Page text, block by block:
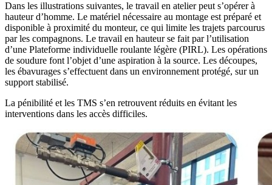
Dans les illustrations suivantes, le travail en atelier peut s’opérer à
hauteur d’homme. Le matériel nécessaire au montage est préparé et
disponible à proximité du monteur, ce qui limite les trajets parcourus
par les compagnons. Le travail en hauteur se fait par l’utilisation
d’une Plateforme individuelle roulante légère (PIRL). Les opérations
de soudure font l’objet d’une aspiration à la source. Les découpes,
les ébavurages s’effectuent dans un environnement protégé, sur un
support stabilisé.
La pénibilité et les TMS s’en retrouvent réduits en évitant les
interventions dans les accès difficiles.